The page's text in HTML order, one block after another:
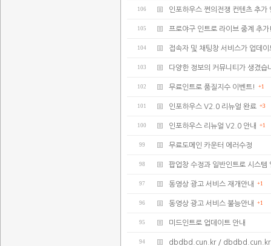
106 인포하우스 쩐의전쟁 컨텐츠 추가
105 프로야구 인트로 라이브 중계 추
104 접속자 및 채팅창 서비스가 업데
103 다양한 정보의 커뮤니티가 생겼습
102 무료인트로 품질지수 이벤트! +1
101 인포하우스 V2.0 리뉴얼 완료 +3
100 인포하우스 리뉴얼 V2.0 안내 +1
99 무료도메인 카운터 에러수정
98 팝업창 수정과 일반인트로 시스템
97 동영상 광고 서비스 재개안내 +1
96 동영상 광고 서비스 불능안내 +1
95 미드인트로 업데이트 안내
94 dbdbd.cun.kr / dbdbd.cun.kr